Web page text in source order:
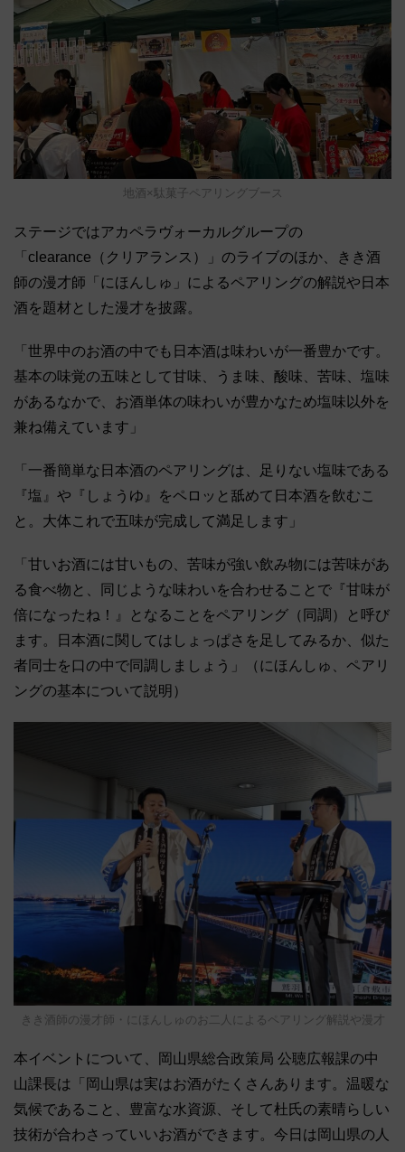
地酒×駄菓子ペアリングブース
ステージではアカペラヴォーカルグループの
「clearance（クリアランス）」のライブのほか、きき酒
師の漫才師「にほんしゅ」によるペアリングの解説や日本
酒を題材とした漫才を披露。
「世界中のお酒の中でも日本酒は味わいが一番豊かです。
基本の味覚の五味として甘味、うま味、酸味、苦味、塩味
があるなかで、お酒単体の味わいが豊かなため塩味以外を
兼ね備えています」
「一番簡単な日本酒のペアリングは、足りない塩味である
『塩』や『しょうゆ』をペロッと舐めて日本酒を飲むこ
と。大体これで五味が完成して満足します」
「甘いお酒には甘いもの、苦味が強い飲み物には苦味があ
る食べ物と、同じような味わいを合わせることで『甘味が
倍になったね！』となることをペアリング（同調）と呼び
ます。日本酒に関してはしょっぱさを足してみるか、似た
者同士を口の中で同調しましょう」（にほんしゅ、ペアリ
ングの基本について説明）
きき酒師の漫才師・にほんしゅのお二人によるペアリング解説や漫才
本イベントについて、岡山県総合政策局 公聴広報課の中
山課長は「岡山県は実はお酒がたくさんあります。温暖な
気候であること、豊富な水資源、そして杜氏の素晴らしい
技術が合わさっていいお酒ができます。今日は岡山県の人